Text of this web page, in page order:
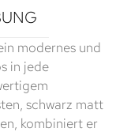
modernes und
in jede
schwarz matt
kombiniert er